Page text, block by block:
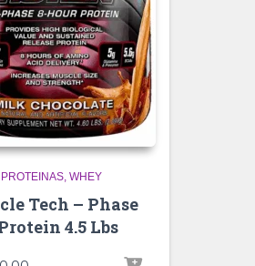
PROTEINAS WHEY
Tech – Phase
4.5 Lbs